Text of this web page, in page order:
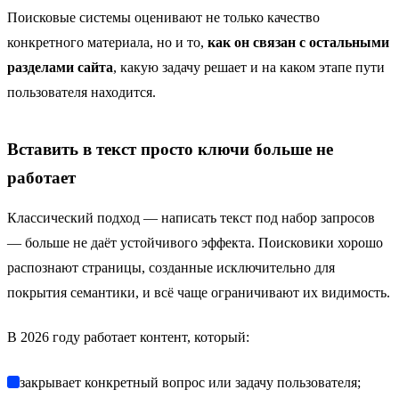
Поисковые системы оценивают не только качество
конкретного материала, но и то, как он связан с остальными
разделами сайта, какую задачу решает и на каком этапе пути
пользователя находится.
Вставить в текст просто ключи больше не
работает
Классический подход — написать текст под набор запросов
— больше не даёт устойчивого эффекта. Поисковики хорошо
распознают страницы, созданные исключительно для
покрытия семантики, и всё чаще ограничивают их видимость.
В 2026 году работает контент, который:
закрывает конкретный вопрос или задачу пользователя;